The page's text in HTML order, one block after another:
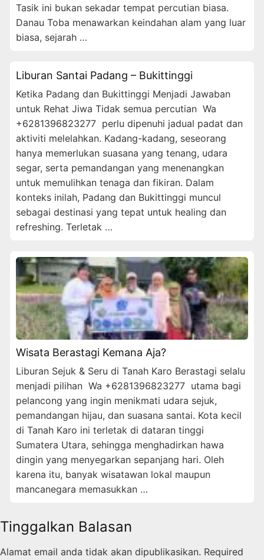
Tasik ini bukan sekadar tempat percutian biasa.
Danau Toba menawarkan keindahan alam yang luar
biasa, sejarah …
Liburan Santai Padang – Bukittinggi
Ketika Padang dan Bukittinggi Menjadi Jawaban
untuk Rehat Jiwa Tidak semua percutian Wa
+6281396823277 perlu dipenuhi jadual padat dan
aktiviti melelahkan. Kadang-kadang, seseorang
hanya memerlukan suasana yang tenang, udara
segar, serta pemandangan yang menenangkan
untuk memulihkan tenaga dan fikiran. Dalam
konteks inilah, Padang dan Bukittinggi muncul
sebagai destinasi yang tepat untuk healing dan
refreshing. Terletak …
Wisata Berastagi Kemana Aja?
Liburan Sejuk & Seru di Tanah Karo Berastagi selalu
menjadi pilihan Wa +6281396823277 utama bagi
pelancong yang ingin menikmati udara sejuk,
pemandangan hijau, dan suasana santai. Kota kecil
di Tanah Karo ini terletak di dataran tinggi
Sumatera Utara, sehingga menghadirkan hawa
dingin yang menyegarkan sepanjang hari. Oleh
karena itu, banyak wisatawan lokal maupun
mancanegara memasukkan …
Tinggalkan Balasan
Alamat email anda tidak akan dipublikasikan. Required